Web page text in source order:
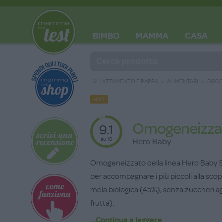
BIMBO MAMMA CASA
ALLATTAMENTO E PAPPA ALIMENTARI
HOT
9.1
su 10 Hero Baby
Omogeneizzato della linea Hero Baby
per accompagnare i più piccoli alla
mela biologica (45%), senza zuccheri
frutta).
...Continua a leggere